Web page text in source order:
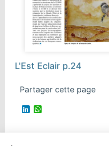
L'Est Eclair p.24
Partager cette page
LinkedIn